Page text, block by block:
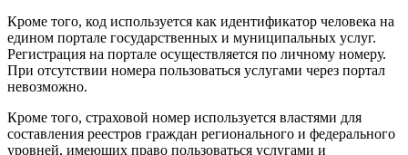
Кроме того, код используется как идентификатор человека на
едином портале государственных и муниципальных услуг.
Регистрация на портале осуществляется по личному номеру.
При отсутствии номера пользоваться услугами через портал
невозможно.
Кроме того, страховой номер используется властями для
составления реестров граждан регионального и федерального
уровней, имеющих право пользоваться услугами и